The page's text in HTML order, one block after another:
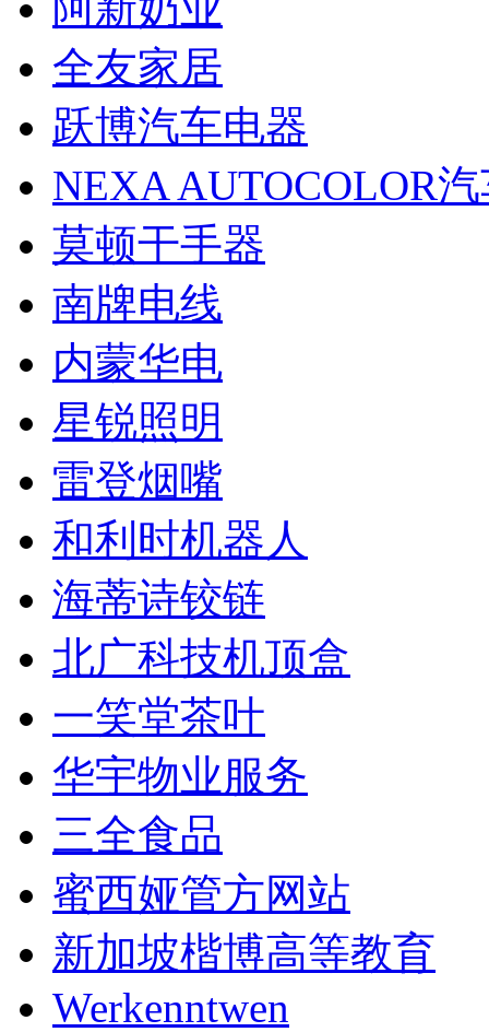
全友家居
跃博汽车电器
NEXA AUTOCOLOR
莫顿干手器
南牌电线
内蒙华电
星锐照明
雷登烟嘴
和利时机器人
海蒂诗铰链
北广科技机顶盒
一笑堂茶叶
华宇物业服务
三全食品
蜜西娅管方网站
新加坡楷博高等教育
Werkenntwen